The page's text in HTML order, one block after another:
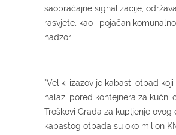
saobraćajne signalizacije,
rasvjete, kao i pojačan
nadzor.
"Veliki izazov je kabasti otpad
nalazi pored kontejnera za kućni
Troškovi Grada za kupljenje ovog
kabastog otpada su oko milion